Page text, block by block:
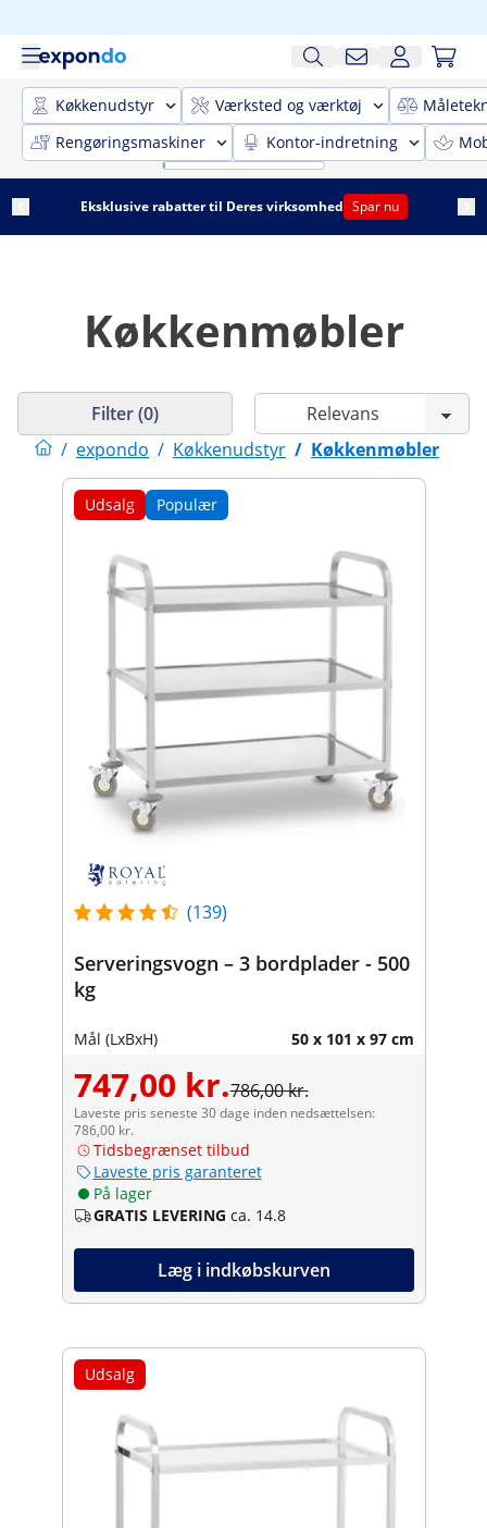
Køkkenudstyr Værksted og værktøj
Rengøringsmaskiner
Kontor-indretning
Eksklusive rabatter til Deres virksomhed Spar nu
Køkkenmøbler
/ expondo / Køkkenudstyr / Køkkenmøbler
Filter (0)
Udsalg Populær
(139)
Serveringsvogn – 3 bordplader - 500
kg
Mål (LxBxH) 50 x 101 x 97 cm
747,00 kr.786,00 kr.
Laveste pris seneste 30 dage inden nedsættelsen:
786,00 kr.
Tidsbegrænset tilbud
Laveste pris garanteret
På lager
GRATIS LEVERING ca. 14.8
Læg i indkøbskurven
Udsalg